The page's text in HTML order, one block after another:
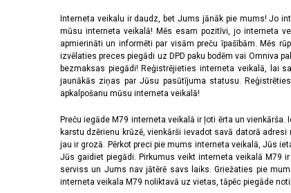
Interneta veikalu ir daudz, bet Jums jānāk pie mums! Jo
mūsu interneta veikalā! Mēs esam pozitīvi, jo interneta
apmierināti un informēti par visām preču īpašībām. Mēs
izvēlaties preces piegādi uz DPD paku bodēm vai Omniva
bezmaksas piegādi! Reģistrējieties interneta veikalā, lai
jaunākās ziņas par Jūsu pasūtījuma statusu.
apkalpošanu mūsu interneta veikalā!
Preču iegāde M79 interneta veikalā ir ļoti ērta un
karstu dzērienu krūzē, vienkārši ievadot savā datorā
jau ir grozā. Pērkot preci pie mums interneta veikalā, Jūs
Jūs gaidiet piegādi. Pirkumus veikt interneta veikalā M79
serviss un Jums nav jātērē savs laiks. Griežaties pie
interneta veikala M79 noliktavā uz vietas, tāpēc piegāde